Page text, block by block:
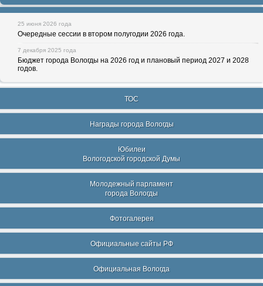
25 июня 2026 года
Очередные сессии в втором полугодии 2026 года.
7 декабря 2025 года
Бюджет города Вологды на 2026 год и плановый период 2027 и 2028
годов.
ТОС
Награды города Вологды
Юбилеи
Вологодской городской Думы
Молодежный парламент
города Вологды
Фотогалерея
Официальные сайты РФ
Официальная Вологда